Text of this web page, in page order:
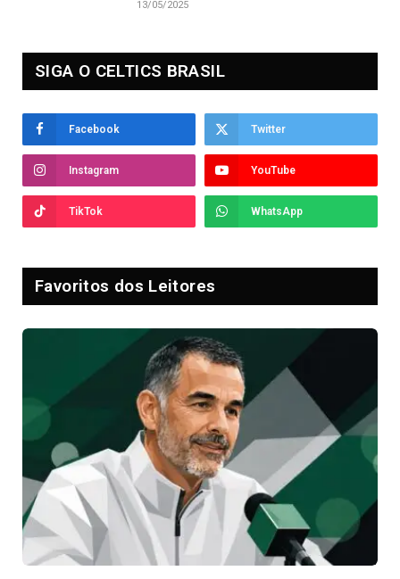
13/05/2025
SIGA O CELTICS BRASIL
Facebook Twitter
Instagram YouTube
TikTok WhatsApp
Favoritos dos Leitores